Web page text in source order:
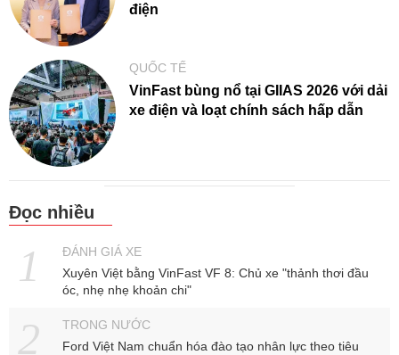
điện
QUỐC TẾ
VinFast bùng nổ tại GIIAS 2026 với dải
xe điện và loạt chính sách hấp dẫn
Đọc nhiều
ĐÁNH GIÁ XE
Xuyên Việt bằng VinFast VF 8: Chủ xe "thảnh thơi đầu
óc, nhẹ nhẹ khoản chi"
TRONG NƯỚC
Ford Việt Nam chuẩn hóa đào tạo nhân lực theo tiêu